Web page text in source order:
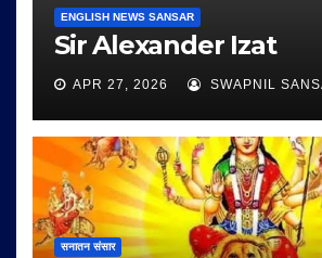
ENGLISH NEWS SANSAR
Sir Alexander Izat
APR 27, 2026 SWAPNIL
सनातन संसार